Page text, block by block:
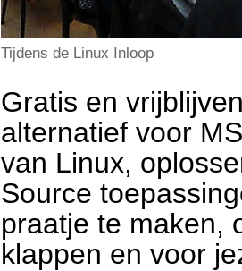
Tijdens de Linux Inloop
Gratis en
alternatief voor
van Linux,
Source
praatje te maken,
klappen en voor